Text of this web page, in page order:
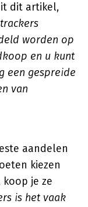
dit artikel,
worden op
en u kunt
een gespreide
van
aandelen
kiezen
je ze
is het vaak